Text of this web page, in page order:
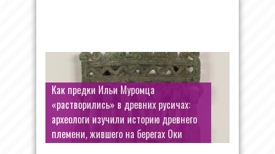
Как предки Ильи Муромца
«растворились» в древних русичах:
археологи изучили историю древнего
племени, жившего на берегах Оки